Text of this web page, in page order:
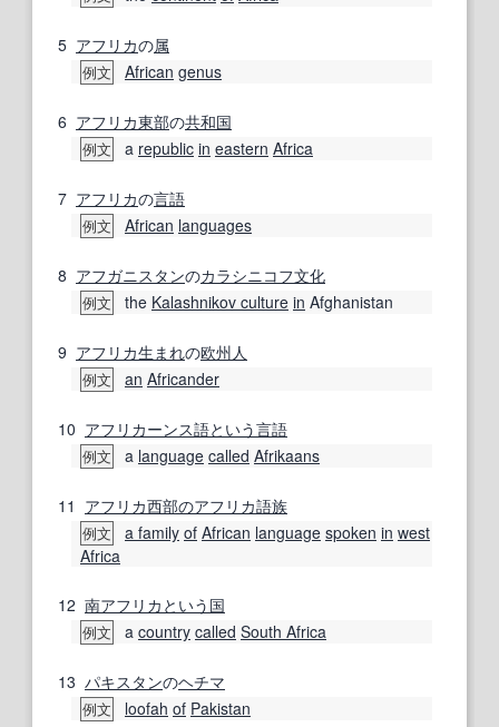
5 アフリカの属
例文 African genus
6 アフリカ東部の共和国
例文 a republic in eastern Africa
7 アフリカの言語
例文 African languages
8 アフガニスタンのカラシニコフ文化
例文 the Kalashnikov culture in Afghanistan
9 アフリカ生まれの欧州 人
例文 an Africander
10 アフリカーンス語という言語
例文 a language called Afrikaans
11 アフリカ西部のアフリカ語族
例文 a family of African language spoken in west
Africa
12 南アフリカ という 国
例文 a country called South Africa
13 パキスタンのヘチマ
例文 loofah of Pakistan